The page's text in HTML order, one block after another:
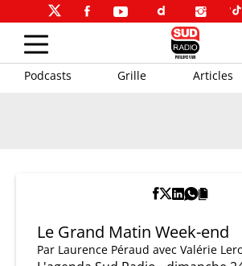
Podcasts Grille Articles
Le Grand Matin Week-end
Par Laurence Péraud avec Valérie